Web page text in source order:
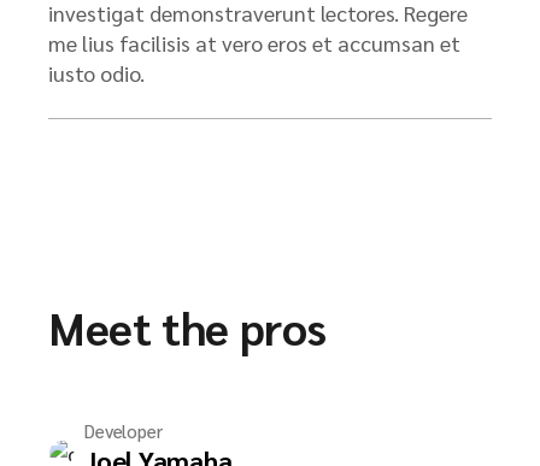
investigat demonstraverunt lectores. Regere
me lius facilisis at vero eros et accumsan et
iusto odio.
Meet the pros
Developer